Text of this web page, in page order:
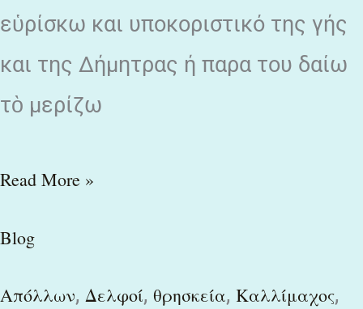
εὑρίσκω και υποκοριστικό της γής
και της Δήμητρας ή παρα του δαίω
τὸ μερίζω
Read More »
Blog
Απόλλων, Δελφοί, θρησκεία, Καλλίμαχος,